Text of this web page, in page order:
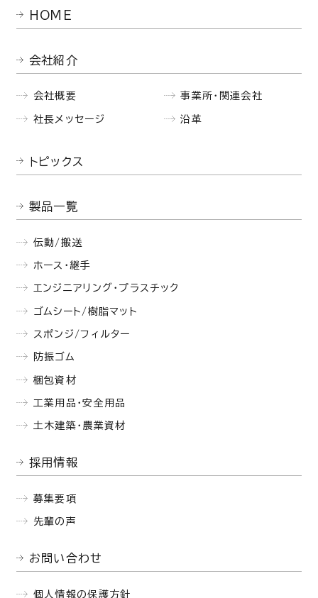
HOME
会社紹介
会社概要
社長メッセージ
事業所・関連会社
沿革
トピックス
製品一覧
伝動/搬送
ホース・継手
エンジニアリング・プラスチック
ゴムシート/樹脂マット
スポンジ/フィルター
防振ゴム
梱包資材
工業用品・安全用品
土木建築・農業資材
採用情報
募集要項
先輩の声
お問い合わせ
個人情報の保護方針